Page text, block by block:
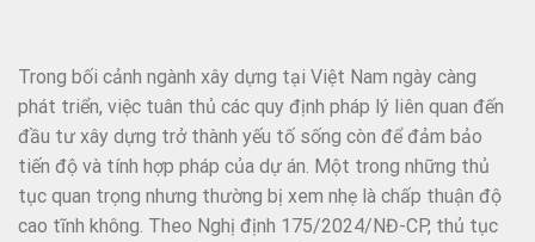
Trong bối cảnh ngành xây dựng tại Việt Nam ngày càng
phát triển, việc tuân thủ các quy định pháp lý liên quan đến
đầu tư xây dựng trở thành yếu tố sống còn để đảm bảo
tiến độ và tính hợp pháp của dự án. Một trong những thủ
tục quan trọng nhưng thường bị xem nhẹ là chấp thuận độ
cao tĩnh không. Theo Nghị định 175/2024/NĐ-CP, thủ tục